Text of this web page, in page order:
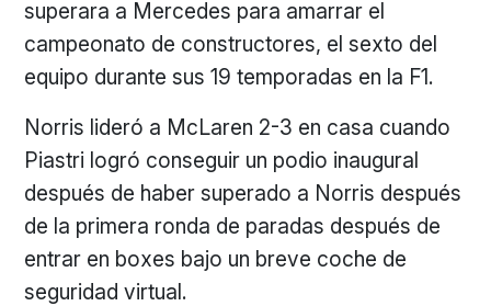
superara a Mercedes para amarrar el
campeonato de constructores, el sexto del
equipo durante sus 19 temporadas en la F1.
Norris lideró a McLaren 2-3 en casa cuando
Piastri logró conseguir un podio inaugural
después de haber superado a Norris después
de la primera ronda de paradas después de
entrar en boxes bajo un breve coche de
seguridad virtual.